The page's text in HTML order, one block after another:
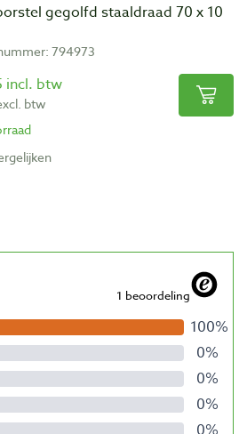
gegolfd staaldraad 70 x 10
794973
incl. btw
btw